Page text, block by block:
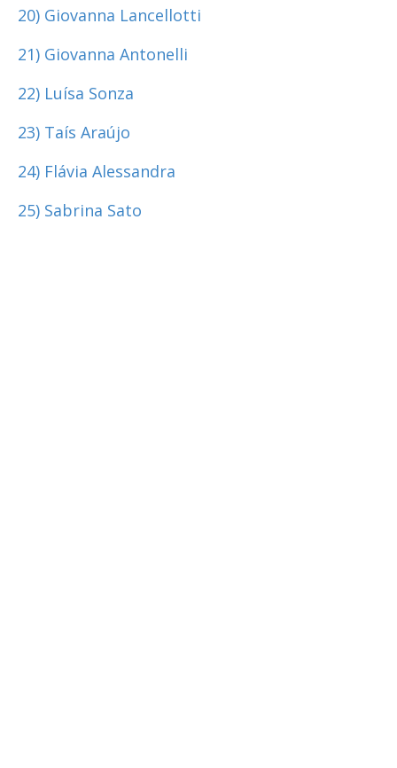
20) Giovanna Lancellotti
21) Giovanna Antonelli
22) Luísa Sonza
23) Taís Araújo
24) Flávia Alessandra
25) Sabrina Sato